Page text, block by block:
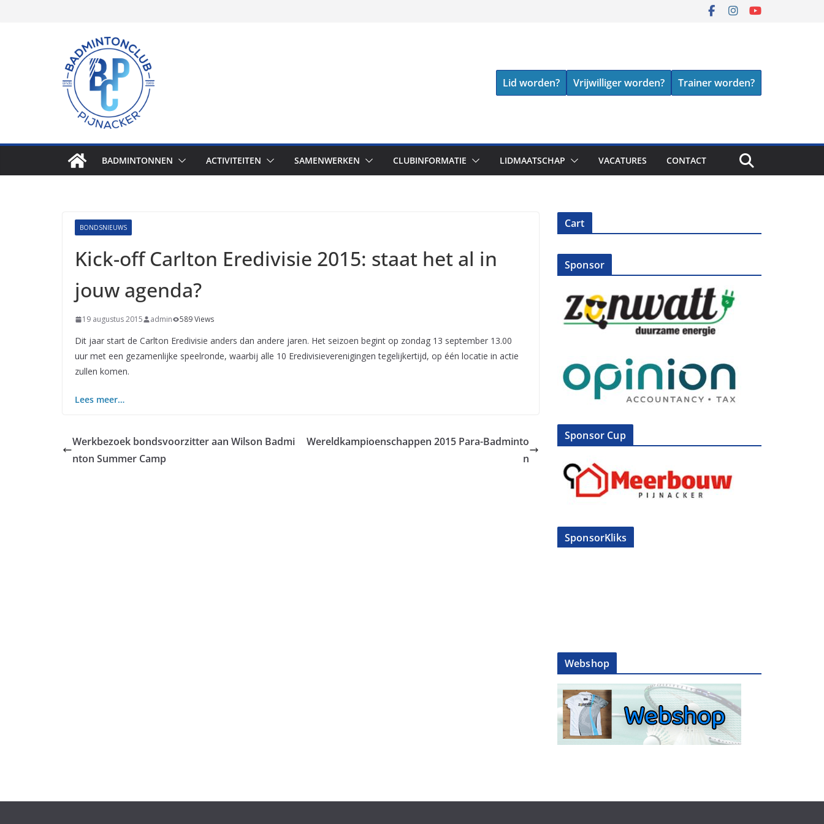
Lid worden? Vrijwilliger worden? Trainer worden?
BADMINTONNEN ACTIVITEITEN SAMENWERKEN CLUBINFORMATIE LIDMAATSCHAP VACATURES CONTACT
BONDSNIEUWS
Kick-off Carlton Eredivisie 2015: staat het al in
jouw agenda?
19 augustus 2015 admin 589 Views
Dit jaar start de Carlton Eredivisie anders dan andere jaren. Het seizoen begint op zondag 13 september 13.00
uur met een gezamenlijke speelronde, waarbij alle 10 Eredivisieverenigingen tegelijkertijd, op één locatie in actie
zullen komen.
Lees meer…
Werkbezoek bondsvoorzitter aan Wilson Badmi
nton Summer Camp
Wereldkampioenschappen 2015 Para-Badminto
n
Cart
Sponsor
Sponsor Cup
SponsorKliks
Webshop